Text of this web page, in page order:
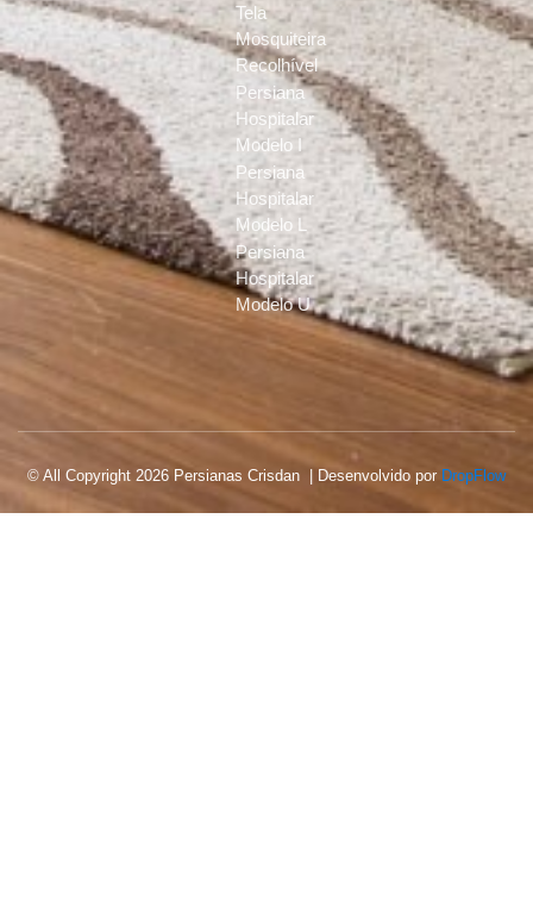
Tela
Mosquiteira
Recolhível
Persiana
Hospitalar
Modelo I
Persiana
Hospitalar
Modelo L
Persiana
Hospitalar
Modelo U
© All Copyright 2026 Persianas Crisdan | Desenvolvido por DropFlow